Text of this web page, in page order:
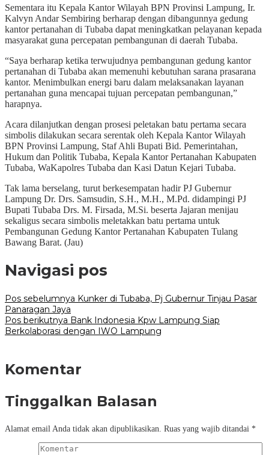
Sementara itu Kepala Kantor Wilayah BPN Provinsi Lampung, Ir.
Kalvyn Andar Sembiring berharap dengan dibangunnya gedung
kantor pertanahan di Tubaba dapat meningkatkan pelayanan kepada
masyarakat guna percepatan pembangunan di daerah Tubaba.
“Saya berharap ketika terwujudnya pembangunan gedung kantor
pertanahan di Tubaba akan memenuhi kebutuhan sarana prasarana
kantor. Menimbulkan energi baru dalam melaksanakan layanan
pertanahan guna mencapai tujuan percepatan pembangunan,”
harapnya.
Acara dilanjutkan dengan prosesi peletakan batu pertama secara
simbolis dilakukan secara serentak oleh Kepala Kantor Wilayah
BPN Provinsi Lampung, Staf Ahli Bupati Bid. Pemerintahan,
Hukum dan Politik Tubaba, Kepala Kantor Pertanahan Kabupaten
Tubaba, WaKapolres Tubaba dan Kasi Datun Kejari Tubaba.
Tak lama berselang, turut berkesempatan hadir PJ Gubernur
Lampung Dr. Drs. Samsudin, S.H., M.H., M.Pd. didampingi PJ
Bupati Tubaba Drs. M. Firsada, M.Si. beserta Jajaran menijau
sekaligus secara simbolis meletakkan batu pertama untuk
Pembangunan Gedung Kantor Pertanahan Kabupaten Tulang
Bawang Barat. (Jau)
Navigasi pos
Pos sebelumnya Kunker di Tubaba, Pj Gubernur Tinjau Pasar
Panaragan Jaya
Pos berikutnya Bank Indonesia Kpw Lampung Siap
Berkolaborasi dengan IWO Lampung
Komentar
Tinggalkan Balasan
Alamat email Anda tidak akan dipublikasikan. Ruas yang wajib ditandai *